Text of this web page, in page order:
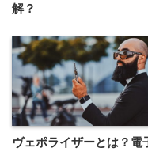
解？
ヴェポライザーとは？電